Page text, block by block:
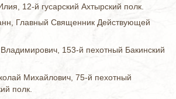
12-й гусарский Ахтырский полк.
Главный Священник Действующей
153-й пехотный Бакинский
Михайлович, 75-й пехотный
полк.